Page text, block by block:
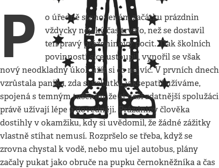
P
o úředně stanoveném začátku prázdnin
vždycky nějaký čas trvalo, než se dostavil
ten pravý prázdninový pocit. Tlak školních
povinností sice ustoupil, vynořil se však
nový neodkladný úkol: užít si co nejvíc. V prvních dnech
vzrůstala panika, zda si vskutku jaksepatří užíváme,
spojená s temným tušením, že si naši zdatnější spolužáci
právě užívají lépe a dovedněji. Prázdniny člověka
dostihly v okamžiku, kdy si uvědomil, že žádné zážitky
vlastně stíhat nemusí. Rozpršelo se třeba, když se
zrovna chystal k vodě, nebo mu ujel autobus, plány
začaly pukat jako obruče na pupku černokněžníka a čas